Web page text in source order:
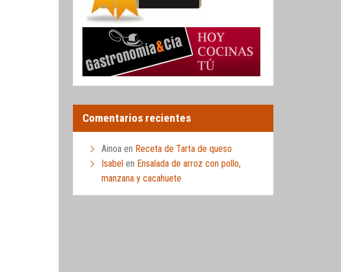
Comentarios recientes
Ainoa en Receta de Tarta de queso
Isabel en Ensalada de arroz con pollo,
manzana y cacahuete